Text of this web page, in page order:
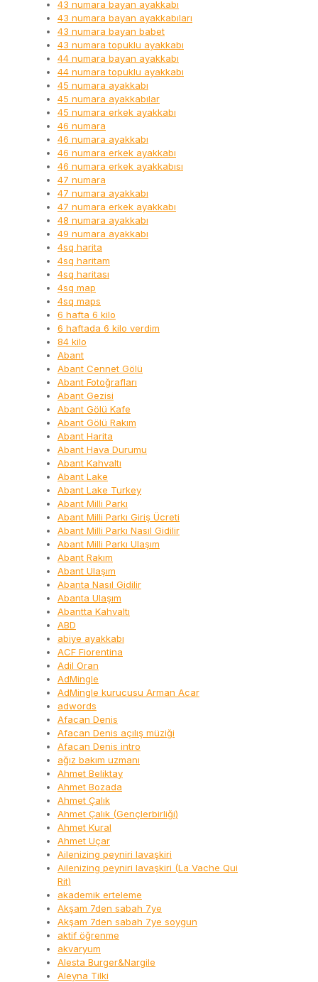
43 numara bayan ayakkabı
43 numara bayan ayakkabıları
43 numara bayan babet
43 numara topuklu ayakkabı
44 numara bayan ayakkabı
44 numara topuklu ayakkabı
45 numara ayakkabı
45 numara ayakkabılar
45 numara erkek ayakkabı
46 numara
46 numara ayakkabı
46 numara erkek ayakkabı
46 numara erkek ayakkabısı
47 numara
47 numara ayakkabı
47 numara erkek ayakkabı
48 numara ayakkabı
49 numara ayakkabı
4sq harita
4sq haritam
4sq haritası
4sq map
4sq maps
6 hafta 6 kilo
6 haftada 6 kilo verdim
84 kilo
Abant
Abant Cennet Gölü
Abant Fotoğrafları
Abant Gezisi
Abant Gölü Kafe
Abant Gölü Rakım
Abant Harita
Abant Hava Durumu
Abant Kahvaltı
Abant Lake
Abant Lake Turkey
Abant Milli Parkı
Abant Milli Parkı Giriş Ücreti
Abant Milli Parkı Nasıl Gidilir
Abant Milli Parkı Ulaşım
Abant Rakım
Abant Ulaşım
Abanta Nasıl Gidilir
Abanta Ulaşım
Abantta Kahvaltı
ABD
abiye ayakkabı
ACF Fiorentina
Adil Oran
AdMingle
AdMingle kurucusu Arman Acar
adwords
Afacan Denis
Afacan Denis açılış müziği
Afacan Denis intro
ağız bakım uzmanı
Ahmet Beliktay
Ahmet Bozada
Ahmet Çalık
Ahmet Çalık (Gençlerbirliği)
Ahmet Kural
Ahmet Uçar
Ailenizing peyniri lavaşkiri
Ailenizing peyniri lavaşkiri (La Vache Qui
Rit)
akademik erteleme
Akşam 7den sabah 7ye
Akşam 7den sabah 7ye soygun
aktif öğrenme
akvaryum
Alesta Burger&Nargile
Aleyna Tilki